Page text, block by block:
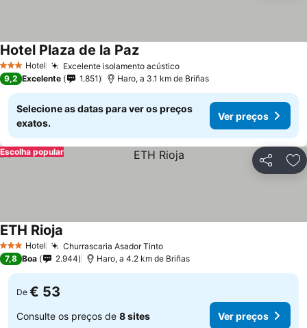
3 EstrelasHotel Excelente isolamento acústico
Hotel Plaza de la Paz
9,2 Excelente 1.851 Haro, a 3.1 km de Briñas
Selecione as datas para ver os preços
exatos.
Ver preços
Partilhar
Escolha popular
3 EstrelasHotel Churrascaria Asador Tinto
ETH Rioja
7,8 Boa 2.944 Haro, a 4.2 km de Briñas
De € 53
Consulte os preços de 8 sites Ver preços